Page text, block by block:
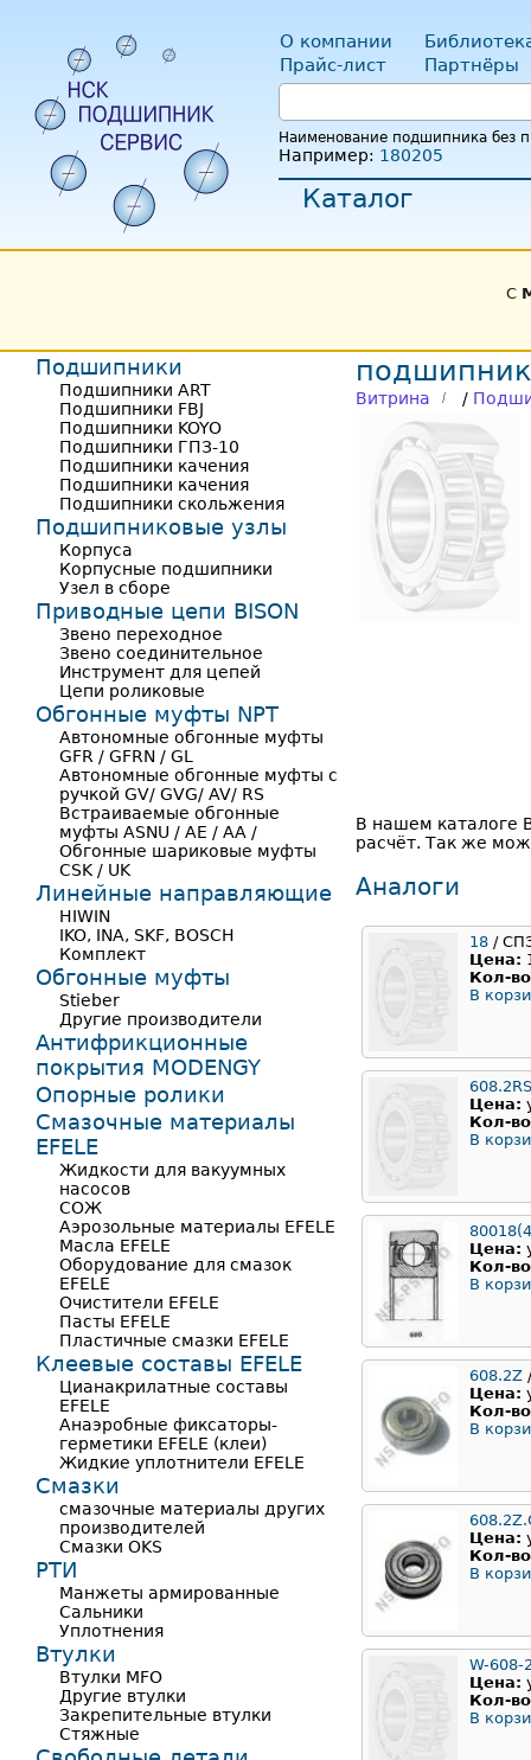
О компании
Прайс-лист
Партнёры
Наименование подшипника без
Например: 180205
Каталог
С
подшипник
Витрина /
В нашем каталоге
расчёт. Так же
Аналоги
18 /
Цена:
Кол-
В
608.2RS
Цена:
Кол-
В
Цена:
Кол-
В
608.2Z
Цена:
Кол-
В
Цена:
Кол-
В
W-608-
Цена:
Кол-
В
Подшипники
Подшипники ART
Подшипники FBJ
Подшипники KOYO
Подшипники ГПЗ-10
Подшипники качения
Подшипники качения
Подшипники скольжения
Подшипниковые узлы
Корпуса
Корпусные подшипники
Узел в сборе
Приводные цепи BISON
Звено переходное
Звено соединительное
Инструмент для цепей
Цепи роликовые
Обгонные муфты NPT
Автономные обгонные муфты
GFR / GFRN / GL
Автономные обгонные муфты с
ручкой GV/ GVG/ AV/ RS
Встраиваемые обгонные
муфты ASNU / AE / AA /
Обгонные шариковые муфты
CSK / UK
Линейные направляющие
HIWIN
IKO, INA, SKF, BOSCH
Комплект
Обгонные муфты
Stieber
Другие производители
Антифрикционные
покрытия MODENGY
Опорные ролики
Смазочные материалы
EFELE
Жидкости для вакуумных
насосов
СОЖ
Аэрозольные материалы EFELE
Масла EFELE
Оборудование для смазок
EFELE
Очистители EFELE
Пасты EFELE
Пластичные смазки EFELE
Клеевые составы EFELE
Цианакрилатные составы
EFELE
Анаэробные фиксаторы-
герметики EFELE (клеи)
Жидкие уплотнители EFELE
Смазки
смазочные материалы других
производителей
Смазки OKS
РТИ
Манжеты армированные
Сальники
Уплотнения
Втулки
Втулки MFO
Другие втулки
Закрепительные втулки
Стяжные